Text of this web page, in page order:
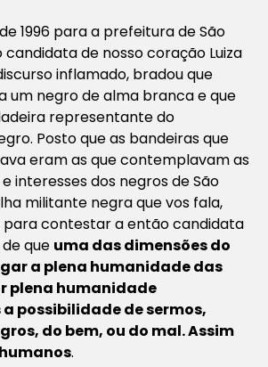
1996 para a prefeitura de São
candidata de nosso coração Luiza
inflamado, bradou que
um negro de alma brancae que
representante do
Posto que as bandeiras que
eram as que contemplavam as
interesses dos negros de São
militante negra que vos fala,
para contestar a então candidata
que uma das dimensões do
a plena humanidade das
plena humanidade
possibilidade de sermos,
do bem, ou do mal. Assim
.